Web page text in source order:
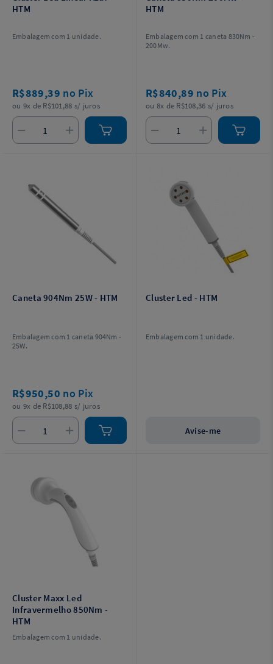
HTM
Embalagem com 1 unidade.
R$889,39 no Pix
ou 9x de R$101,88 s/ juros
HTM
Embalagem com 1 caneta 830Nm -
200Mw.
R$840,89 no Pix
ou 8x de R$108,36 s/ juros
Caneta 904Nm 25W - HTM
Embalagem com 1 caneta 904Nm -
25W.
R$950,50 no Pix
ou 9x de R$108,88 s/ juros
Cluster Led - HTM
Embalagem com 1 unidade.
Avise-me
Cluster Maxx Led
Infravermelho 850Nm -
HTM
Embalagem com 1 unidade.